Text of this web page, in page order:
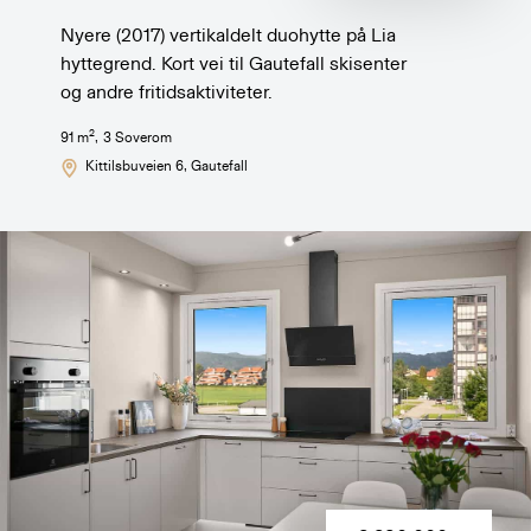
Nyere (2017) vertikaldelt duohytte på Lia
hyttegrend. Kort vei til Gautefall skisenter
og andre fritidsaktiviteter.
91 m2, 3Soverom
Kittilsbuveien 6, Gautefall